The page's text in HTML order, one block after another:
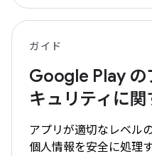
ガイド
Google Play の
キュリティに
アプリが適切なレベル
個人情報を安全に処理